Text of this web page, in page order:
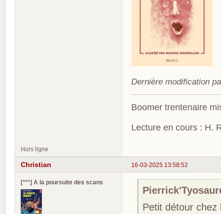
Dernière modification
Boomer trentenaire
Lecture en cours : H.
Hors ligne
16-03-2025 13:58:52
Christian
[°*°] A la poursuite des scans
Petit détour chez